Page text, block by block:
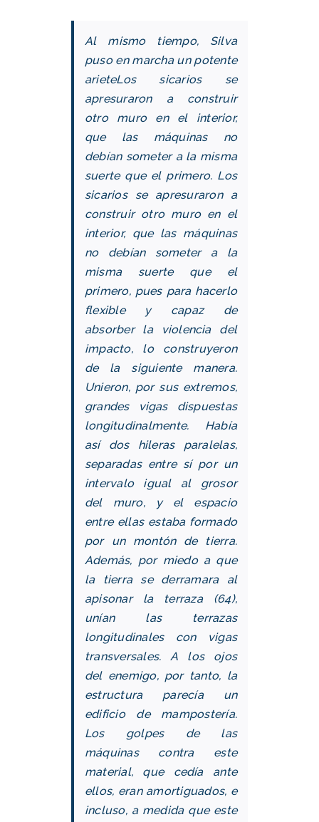
Al mismo tiempo, Silva
puso en marcha un potente
arieteLos sicarios se
apresuraron a construir
otro muro en el interior,
que las máquinas no
debían someter a la misma
suerte que el primero. Los
sicarios se apresuraron a
construir otro muro en el
interior, que las máquinas
no debían someter a la
misma suerte que el
primero, pues para hacerlo
flexible y capaz de
absorber la violencia del
impacto, lo construyeron
de la siguiente manera.
Unieron, por sus extremos,
grandes vigas dispuestas
longitudinalmente. Había
así dos hileras paralelas,
separadas entre sí por un
intervalo igual al grosor
del muro, y el espacio
entre ellas estaba formado
por un montón de tierra.
Además, por miedo a que
la tierra se derramara al
apisonar la terraza (64),
unían las terrazas
longitudinales con vigas
transversales. A los ojos
del enemigo, por tanto, la
estructura parecía un
edificio de mampostería.
Los golpes de las
máquinas contra este
material, que cedía ante
ellos, eran amortiguados, e
incluso, a medida que este